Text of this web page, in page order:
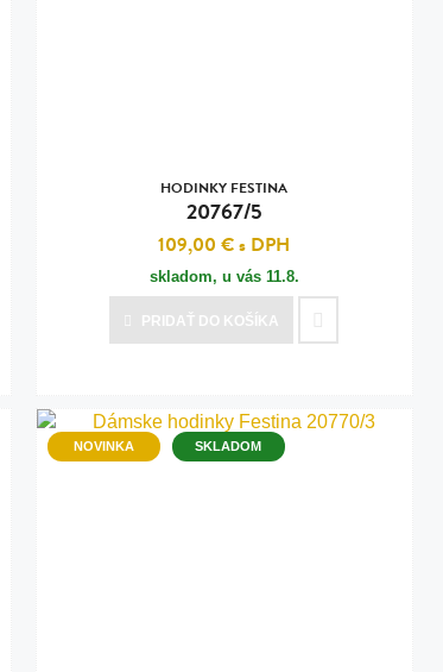
HODINKY FESTINA
20767/5
109,00 €s DPH
skladom, u vás 11.8.
PRIDAŤ DO KOŠÍKA
NOVINKA SKLADOM